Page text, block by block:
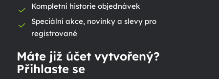
Kompletní historie objednávek
Speciální akce, novinky a slevy pro
registrované
Máte již účet vytvořený?
Přihlaste se